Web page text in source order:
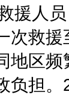
援人
次救
地区
负担